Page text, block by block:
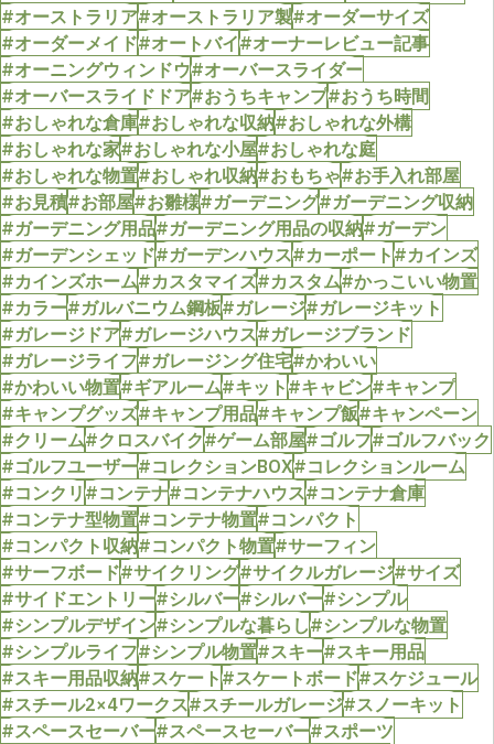
#オーストラリア#オーストラリア製#オーダーサイズ
#オーダーメイド#オートバイ#オーナーレビュー記事
#オーニングウィンドウ#オーバースライダー
#オーバースライドドア#おうちキャンプ#おうち時間
#おしゃれな倉庫#おしゃれな収納#おしゃれな外構
#おしゃれな家#おしゃれな小屋#おしゃれな庭
#おしゃれな物置#おしゃれ収納#おもちゃ#お手入れ部屋
#お見積#お部屋#お雛様#ガーデニング#ガーデニング収納
#ガーデニング用品#ガーデニング用品の収納#ガーデン
#ガーデンシェッド#ガーデンハウス#カーポート#カインズ
#カインズホーム#カスタマイズ#カスタム#かっこいい物置
#カラー#ガルバニウム鋼板#ガレージ#ガレージキット
#ガレージドア#ガレージハウス#ガレージブランド
#ガレージライフ#ガレージング住宅#かわいい
#かわいい物置#ギアルーム#キット#キャビン#キャンプ
#キャンプグッズ#キャンプ用品#キャンプ飯#キャンペーン
#クリーム#クロスバイク#ゲーム部屋#ゴルフ#ゴルフバック
#ゴルフユーザー#コレクションBOX#コレクションルーム
#コンクリ#コンテナ#コンテナハウス#コンテナ倉庫
#コンテナ型物置#コンテナ物置#コンパクト
#コンパクト収納#コンパクト物置#サーフィン
#サーフボード#サイクリング#サイクルガレージ#サイズ
#サイドエントリー#シルバー#シルバー#シンプル
#シンプルデザイン#シンプルな暮らし#シンプルな物置
#シンプルライフ#シンプル物置#スキー#スキー用品
#スキー用品収納#スケート#スケートボード#スケジュール
#スチール2×4ワークス#スチールガレージ#スノーキット
#スペースセーバー#スペースセーバー#スポーツ